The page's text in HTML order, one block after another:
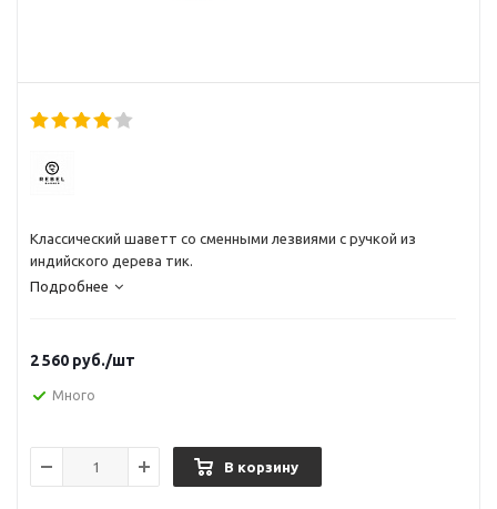
Классический шаветт со сменными лезвиями с ручкой из
индийского дерева тик.
Подробнее
2 560 руб./шт
Много
В корзину